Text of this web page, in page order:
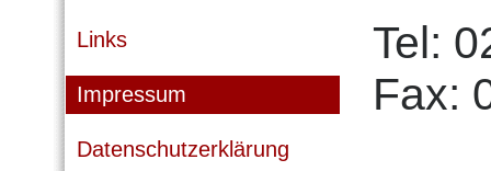
Links
Impressum
Datenschutzerklärung
Tel:
Fax: